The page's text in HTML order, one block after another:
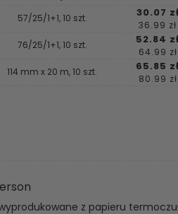
57/25/1+1, 10 szt. 30.07 zł
36.99 zł
76/25/1+1, 10 szt. 52.84 zł
64.99 zł
114 mm x 20 m, 10 szt. 65.85 zł
80.99 zł
z papieru